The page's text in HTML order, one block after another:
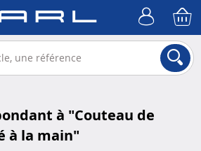
à "Couteau de
à la main"